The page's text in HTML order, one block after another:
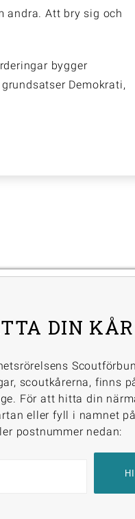
andra. Att bry sig och
bygger
Demokrati,
DIN KÅR
scoutkårerna, finns
För att hitta din
eller fyll i namnet
postnummer nedan: